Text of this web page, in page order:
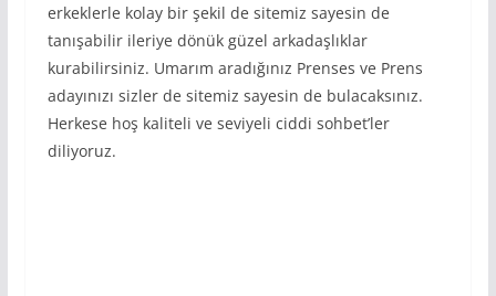
erkeklerle kolay bir şekil de sitemiz sayesin de
tanışabilir ileriye dönük güzel arkadaşlıklar
kurabilirsiniz. Umarım aradığınız Prenses ve Prens
adayınızı sizler de sitemiz sayesin de bulacaksınız.
Herkese hoş kaliteli ve seviyeli ciddi sohbet’ler
diliyoruz.